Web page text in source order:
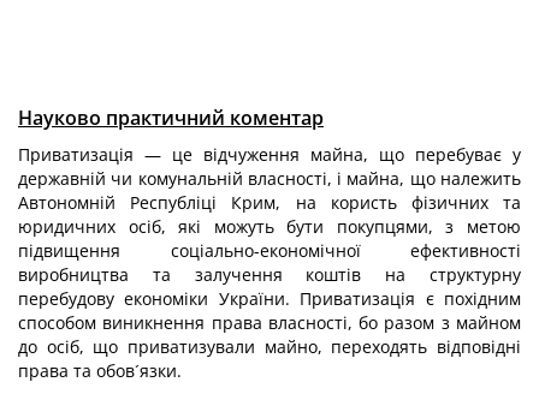
Науково практичний коментар
Приватизація — це відчуження майна, що перебуває у
державній чи комунальній власності, і майна, що належить
Автономній Республіці Крим, на користь фізичних та
юридичних осіб, які можуть бути покупцями, з метою
підвищення соціально-економічної ефективності
виробництва та залучення коштів на структурну
перебудову економіки України. Приватизація є похідним
способом виникнення права власності, бо разом з майном
до осіб, що приватизували майно, переходять відповідні
права та обов´язки.